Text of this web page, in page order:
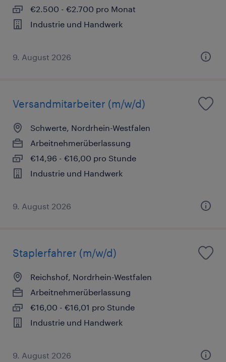
€2.500 - €2.700 pro Monat
Industrie und Handwerk
9. August 2026
Versandmitarbeiter (m/w/d)
Schwerte, Nordrhein-Westfalen
Arbeitnehmerüberlassung
€14,96 - €16,00 pro Stunde
Industrie und Handwerk
9. August 2026
Staplerfahrer (m/w/d)
Reichshof, Nordrhein-Westfalen
Arbeitnehmerüberlassung
€16,00 - €16,01 pro Stunde
Industrie und Handwerk
9. August 2026